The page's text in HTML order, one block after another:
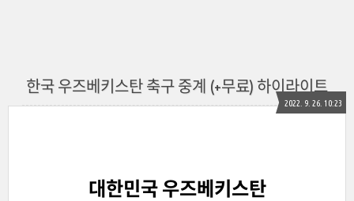
한국 우즈베키스탄 축구 중계 (+무료) 하이라이트
2022. 9. 26. 10:23
대한민국 우즈베키스탄